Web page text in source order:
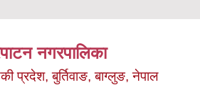
नगरपालिका
प्रदेश, बुर्तिवाङ, बाग्लुङ, नेपाल